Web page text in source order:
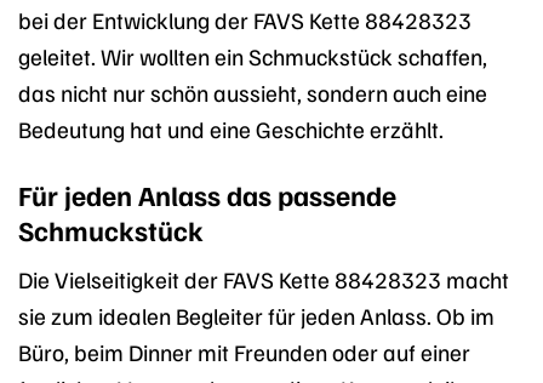
bei der Entwicklung der FAVS Kette 88428323
geleitet. Wir wollten ein Schmuckstück schaffen,
das nicht nur schön aussieht, sondern auch eine
Bedeutung hat und eine Geschichte erzählt.
Für jeden Anlass das passende
Schmuckstück
Die Vielseitigkeit der FAVS Kette 88428323 macht
sie zum idealen Begleiter für jeden Anlass. Ob im
Büro, beim Dinner mit Freunden oder auf einer